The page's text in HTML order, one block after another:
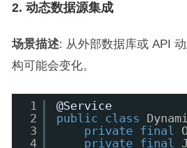
2. 动态数据源集成
场景描述: 从外部数据库或 API
构可能会变化。
1
2
3
4
@Service
public
class
private final
private final